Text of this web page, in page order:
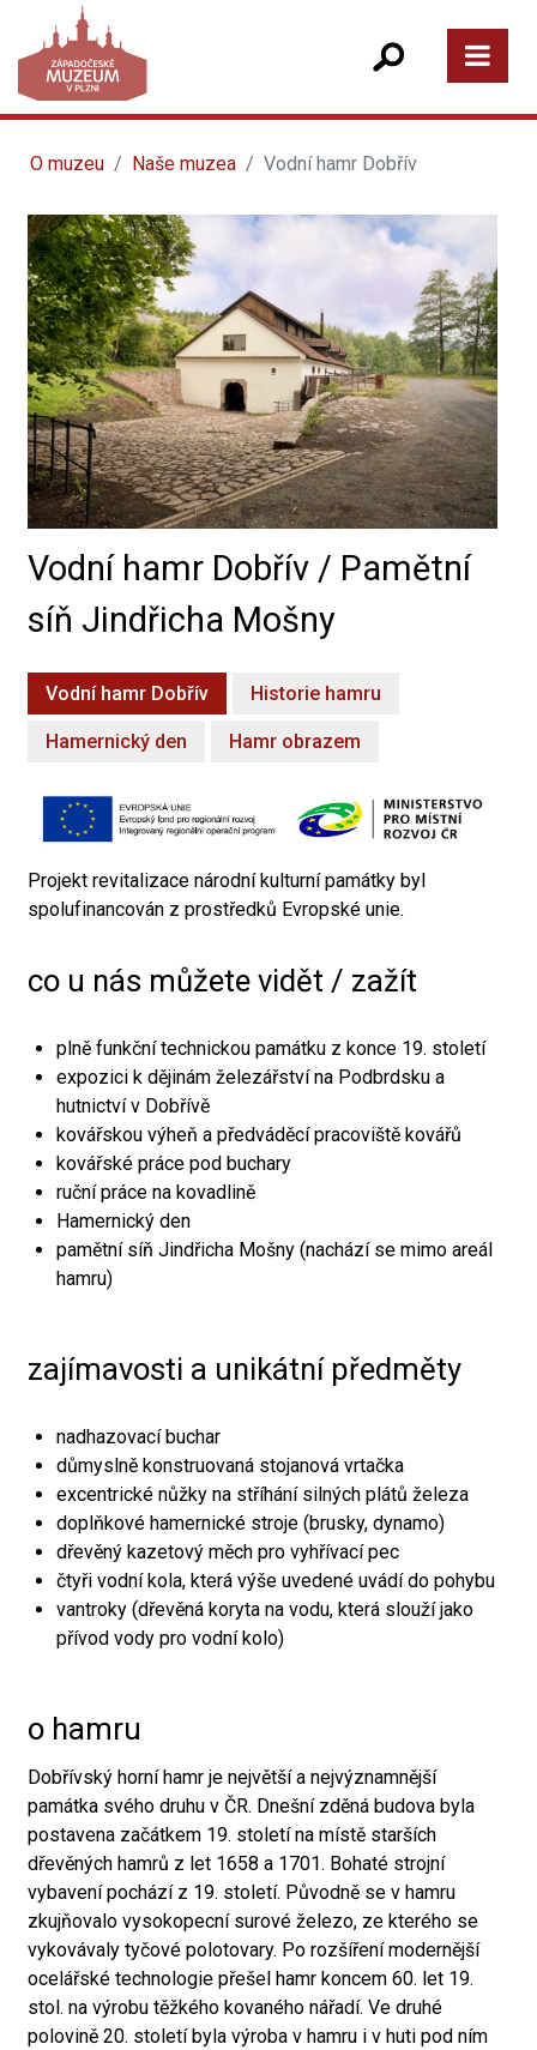
O muzeu Naše muzea Vodní hamr Dobřív
Vodní hamr Dobřív / Pamětní
síň Jindřicha Mošny
Vodní hamr Dobřív Historie hamru
Hamernický den Hamr obrazem
Projekt revitalizace národní kulturní památky byl
spolufinancován z prostředků Evropské unie.
co u nás můžete vidět / zažít
plně funkční technickou památku z konce 19. století
expozici k dějinám železářství na Podbrdsku a
hutnictví v Dobřívě
kovářskou výheň a předváděcí pracoviště kovářů
kovářské práce pod buchary
ruční práce na kovadlině
Hamernický den
pamětní síň Jindřicha Mošny (nachází se mimo areál
hamru)
zajímavosti a unikátní předměty
nadhazovací buchar
důmyslně konstruovaná stojanová vrtačka
excentrické nůžky na stříhání silných plátů železa
doplňkové hamernické stroje (brusky, dynamo)
dřevěný kazetový měch pro vyhřívací pec
čtyři vodní kola, která výše uvedené uvádí do pohybu
vantroky (dřevěná koryta na vodu, která slouží jako
přívod vody pro vodní kolo)
o hamru
Dobřívský horní hamr je největší a nejvýznamnější
památka svého druhu v ČR. Dnešní zděná budova byla
postavena začátkem 19. století na místě starších
dřevěných hamrů z let 1658 a 1701. Bohaté strojní
vybavení pochází z 19. století. Původně se v hamru
zkujňovalo vysokopecní surové železo, ze kterého se
vykovávaly tyčové polotovary. Po rozšíření modernější
ocelářské technologie přešel hamr koncem 60. let 19.
stol. na výrobu těžkého kovaného nářadí. Ve druhé
polovině 20. století byla výroba v hamru i v huti pod ním